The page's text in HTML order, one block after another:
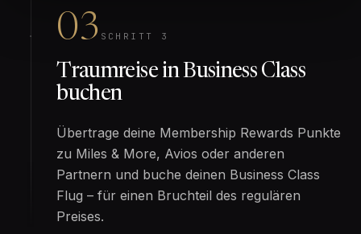
03 SCHRITT 3
Traumreise in Business Class
buchen
Übertrage deine Membership Rewards Punkte
zu Miles & More, Avios oder anderen
Partnern und buche deinen Business Class
Flug – für einen Bruchteil des regulären
Preises.